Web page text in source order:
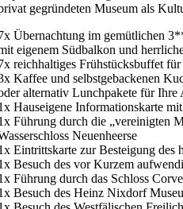
gegründeten Museum als
Übernachtung im gemütlichen
eigenem Südbalkon und
reichhaltiges Frühstücksbuffet
Kaffee und selbstgebackenen
alternativ Lunchpakete für Ihre
Hauseigene Informationskarte
Führung durch die „vereinigten
Neuenheerse
Eintrittskarte zur Besteigung des
Besuch des vor Kurzem
Führung durch das Schloss
Besuch des Heinz Nixdorf